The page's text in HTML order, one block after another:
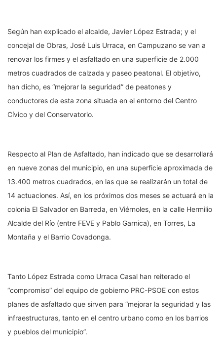
Según han explicado el alcalde, Javier López Estrada; y el
concejal de Obras, José Luis Urraca, en Campuzano se van a
renovar los firmes y el asfaltado en una superficie de 2.000
metros cuadrados de calzada y paseo peatonal. El objetivo,
han dicho, es “mejorar la seguridad” de peatones y
conductores de esta zona situada en el entorno del Centro
Cívico y del Conservatorio.
Respecto al Plan de Asfaltado, han indicado que se desarrollará
en nueve zonas del municipio, en una superficie aproximada de
13.400 metros cuadrados, en las que se realizarán un total de
14 actuaciones. Así, en los próximos dos meses se actuará en la
colonia El Salvador en Barreda, en Viérnoles, en la calle Hermilio
Alcalde del Río (entre FEVE y Pablo Garnica), en Torres, La
Montaña y el Barrio Covadonga.
Tanto López Estrada como Urraca Casal han reiterado el
“compromiso” del equipo de gobierno PRC-PSOE con estos
planes de asfaltado que sirven para “mejorar la seguridad y las
infraestructuras, tanto en el centro urbano como en los barrios
y pueblos del municipio”.